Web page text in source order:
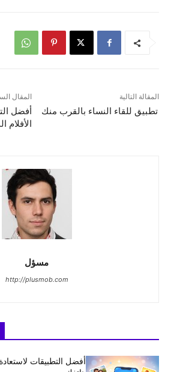
المقال
أفضل
الأفلام
المقالة التالية
تطبيق للقاء النساء بالقرب منك
مسؤل
http://plusmob.com
أفضل التطبيقات